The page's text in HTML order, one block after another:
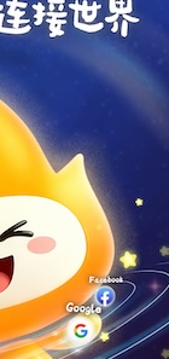
支持
支持 反对 [0]